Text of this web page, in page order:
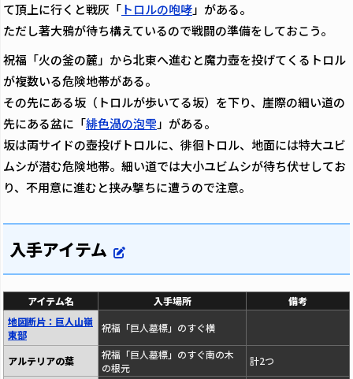
て頂上に行くと戦灰「トロルの咆哮」がある。
ただし著大鴉が待ち構えているので戦闘の準備をしておこう。
祝福「火の釜の麓」から北東へ進むと魔力壺を投げてくるトロル
が複数いる危険地帯がある。
その先にある坂（トロルが歩いてる坂）を下り、崖際の細い道の
先にある盆に「緋色渦の泡雫 」がある。
坂は両サイドの壺投げトロルに、徘徊トロル、地面には特大ユビ
ムシが潜む危険地帯。細い道では大小ユビムシが待ち伏せしてお
り、不用意に進むと挟み撃ちに遭うので注意。
入手アイテム
アイテム名 入手場所
備考
地図断片：巨人山嶺
東部
祝福「巨人墓標」のすぐ横
アルテリアの葉
祝福「巨人墓標」のすぐ南の木
の根元
計2つ